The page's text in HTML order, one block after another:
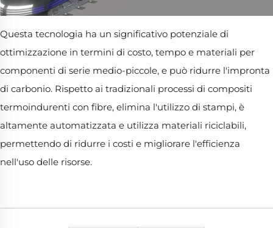
Questa tecnologia ha un significativo potenziale di
ottimizzazione in termini di costo, tempo e materiali per
componenti di serie medio-piccole, e può ridurre l'impronta
di carbonio. Rispetto ai tradizionali processi di compositi
termoindurenti con fibre, elimina l'utilizzo di stampi, è
altamente automatizzata e utilizza materiali riciclabili,
permettendo di ridurre i costi e migliorare l'efficienza
nell'uso delle risorse.